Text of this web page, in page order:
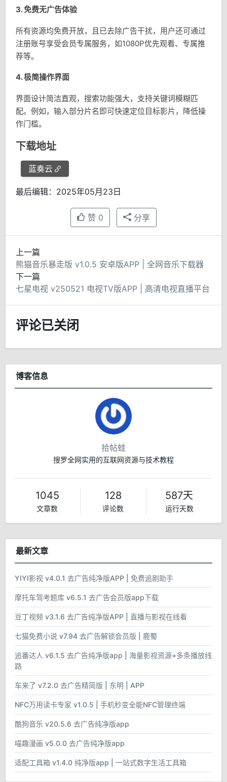
3.免费无广告体验
所有资源均免费开放，且已去除广告干扰，用户还可通过
注册账号享受会员专属服务，如1080P优先观看、专属推
荐等。
4.极简操作界面
界面设计简洁直观，搜索功能强大，支持关键词模糊匹
配。例如，输入部分片名即可快速定位目标影片，降低操
作门槛。
下载地址
蓝奏云
最后编辑：2025年05月23日
赞 0 分享
上一篇
熊猫音乐暴走版 v1.0.5 安卓版APP | 全网音乐下载器
下一篇
七星电视 v250521 电视TV版APP | 高清电视直播平台
评论已关闭
博客信息
拾帖蛙
搜罗全网实用的互联网资源与技术教程
1045
文章数
128
评论数
587天
运行天数
最新文章
YIYI影视 v4.0.1 去广告纯净版APP | 免费追剧助手
摩托车驾考题库 v6.5.1 去广告会员版app下载
豆丁视频 v3.1.6 去广告纯净版APP | 直播与影视在线看
七猫免费小说 v7.94 去广告解锁会员版 | 鹿蜀
追番达人 v6.1.5 去广告纯净版app | 海量影视资源+多条播放线
路
车来了 v7.2.0 去广告精简版 | 东明 | APP
NFC万用读卡专家 v1.0.5 | 手机秒变全能NFC管理终端
酷狗音乐 v20.5.6 去广告纯净版app
喵趣漫画 v5.0.0 去广告纯净版app
适配工具箱 v1.4.0 纯净版app | 一站式数字生活工具箱